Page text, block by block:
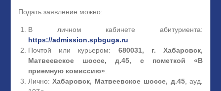
Подать заявление можно:
В личном кабинете абитуриента:
https://admission.spbguga.ru
Почтой или курьером: 680031, г. Хабаровск,
Матвеевское шоссе, д.45, с пометкой «В
приемную комиссию»
Лично: Хабаровск, Матвеевское шоссе, д.45, ауд.